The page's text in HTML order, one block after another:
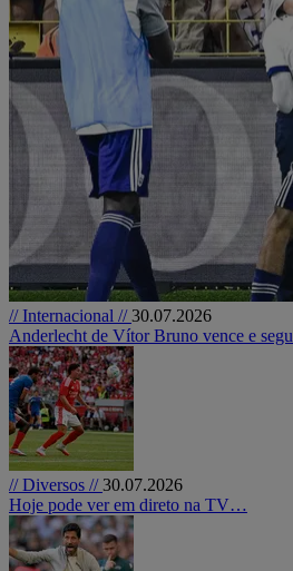
// Internacional //30.07.2026
Anderlecht de Vítor Bruno vence e
// Diversos //30.07.2026
Hoje pode ver em direto na TV…